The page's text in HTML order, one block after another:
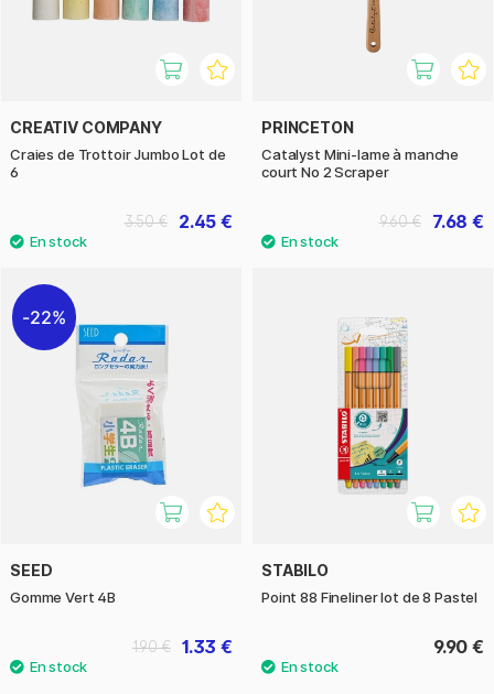
CREATIV COMPANY
Craies de Trottoir Jumbo Lot de
6
2.45 €
3.50 €
PRINCETON
Catalyst Mini-lame à manche
court No 2 Scraper
7.68 €
9.60 €
22%
SEED
Gomme Vert 4B
1.33 €
1.90 €
STABILO
Point 88 Fineliner lot de 8 Pastel
9.90 €